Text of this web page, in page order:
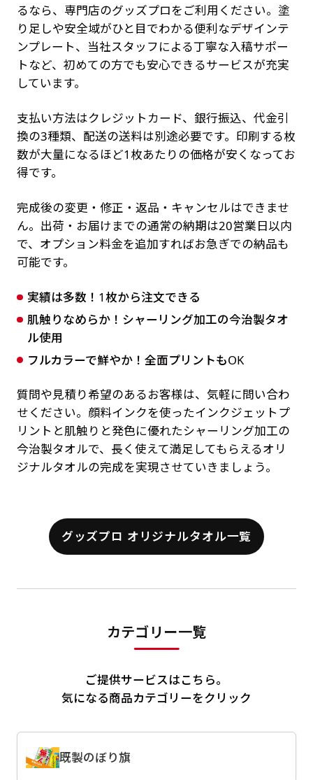
るなら、専門店のグッズプロをご利用ください。塗
り足しや安全域がひと目でわかる便利なデザインテ
ンプレート、当社スタッフによる丁寧な入稿サポー
トなど、初めての方でも安心できるサービスが充実
しています。
支払い方法はクレジットカード、銀行振込、代金引
換の3種類、配送の送料は別途必要です。印刷する枚
数が大量になるほど1枚あたりの価格が安くなってお
得です。
完成後の変更・修正・返品・キャンセルはできませ
ん。出荷・お届けまでの通常の納期は20営業日以内
で、オプション料金を追加すればお急ぎでの納品も
可能です。
実績は多数！1枚から注文できる
肌触りなめらか！シャーリング加工の今治製タオ
ル使用
フルカラーで鮮やか！全面プリントもOK
質問や見積り希望のあるお客様は、気軽に問い合わ
せください。顔料インクを使ったインクジェットプ
リントと肌触りと発色に優れたシャーリング加工の
今治製タオルで、長く使えて満足してもらえるオリ
ジナルタオルの完成を実現させていきましょう。
グッズプロ オリジナルタオル一覧
カテゴリー一覧
ご提供サービスはこちら。
気になる商品カテゴリーをクリック
既製のぼり旗